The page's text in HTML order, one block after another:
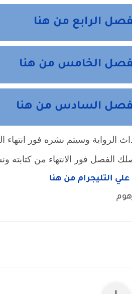
الرابع من هنا
الخامس من هنا
السادس من هنا
وسيتم نشره فور انتهاء
الفصل فور الانتهاء من كتابته
علي التليجرام من هنا